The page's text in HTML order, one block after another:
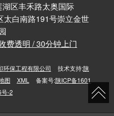
区丰禾路太奥国际
太白南路191号崇立金世
费透明 / 30分钟上门
环保工程有限公司 技术支持:陕
图 XML 备案号:陕ICP备1601
-2